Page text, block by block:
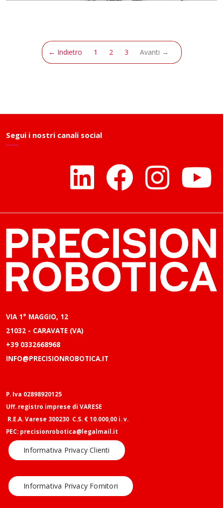
← Indietro 1 2 3(attuale)
Avanti →
Segui i nostri canali social
VIA 1° MAGGIO, 12
21032 - CARAVATE (VA)
+39 0332668968
INFO@PRECISIONROBOTICA.IT
P. Iva 02898920125
Uff. registro imprese di VARESE
R.E.A. Varese 300230 C.S. € 10.000,00 i. v.
PEC: precisionrobotica@legalmail.it
Informativa Privacy Clienti
Informativa Privacy Fornitori